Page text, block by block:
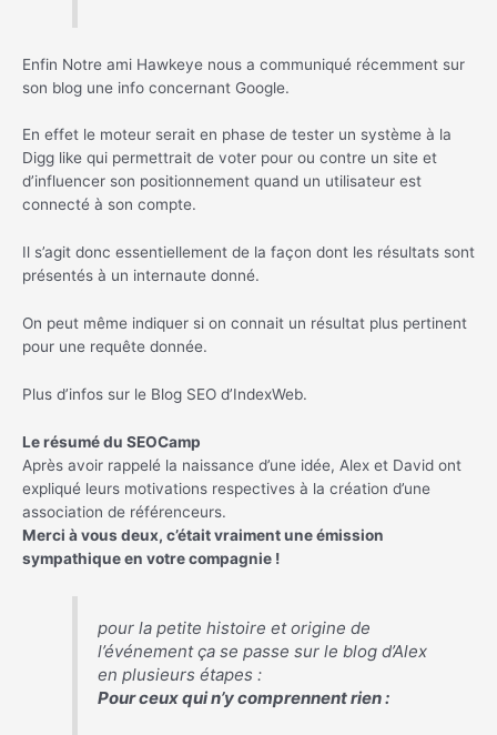
Enfin Notre ami Hawkeye nous a communiqué récemment sur
son blog une info concernant Google.
En effet le moteur serait en phase de tester un système à la
Digg like qui permettrait de voter pour ou contre un site et
d’influencer son positionnement quand un utilisateur est
connecté à son compte.
Il s’agit donc essentiellement de la façon dont les résultats sont
présentés à un internaute donné.
On peut même indiquer si on connait un résultat plus pertinent
pour une requête donnée.
Plus d’infos sur le Blog SEO d’IndexWeb.
Le résumé du SEOCamp
Après avoir rappelé la naissance d’une idée, Alex et David ont
expliqué leurs motivations respectives à la création d’une
association de référenceurs.
Merci à vous deux, c’était vraiment une émission
sympathique en votre compagnie !
pour la petite histoire et origine de
l’événement ça se passe sur le blog d’Alex
en plusieurs étapes :
Pour ceux qui n’y comprennent rien :